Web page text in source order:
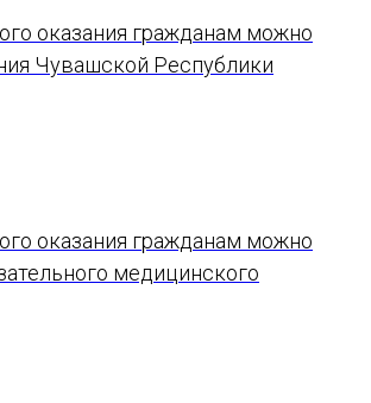
оказания гражданам можно
Чувашской Республики
оказания гражданам можно
медицинского